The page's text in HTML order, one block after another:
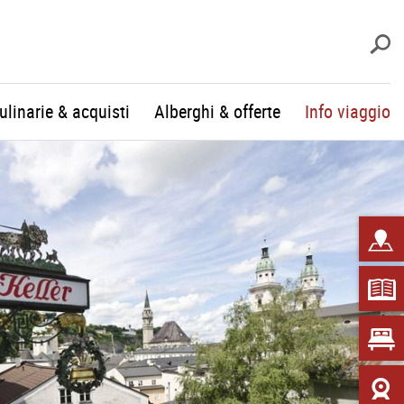
& acquisti Alberghi & offerte Info viaggio